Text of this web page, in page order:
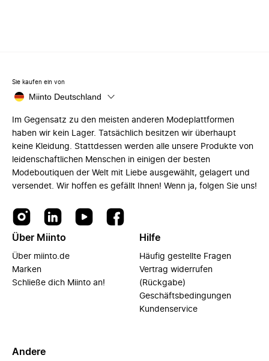
Sie kaufen ein von
Miinto Deutschland
Im Gegensatz zu den meisten anderen Modeplattformen
haben wir kein Lager. Tatsächlich besitzen wir überhaupt
keine Kleidung. Stattdessen werden alle unsere Produkte von
leidenschaftlichen Menschen in einigen der besten
Modeboutiquen der Welt mit Liebe ausgewählt, gelagert und
versendet. Wir hoffen es gefällt Ihnen! Wenn ja, folgen Sie uns!
Über Miinto
Über miinto.de
Marken
Schließe dich Miinto an!
Hilfe
Häufig gestellte Fragen
Vertrag widerrufen
(Rückgabe)
Geschäftsbedingungen
Kundenservice
Andere